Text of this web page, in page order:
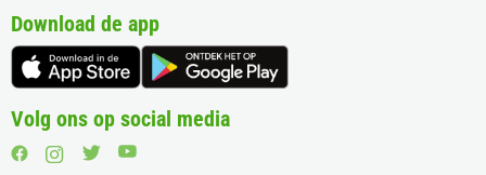
Download de app
Volg ons op social media